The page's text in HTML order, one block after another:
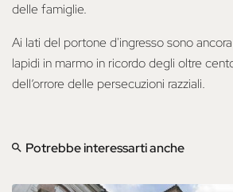
delle famiglie.
Ai lati del portone d'ingresso sono
lapidi in marmo in ricordo degli oltre
dell’orrore delle persecuzioni razziali.
Potrebbe interessarti anche